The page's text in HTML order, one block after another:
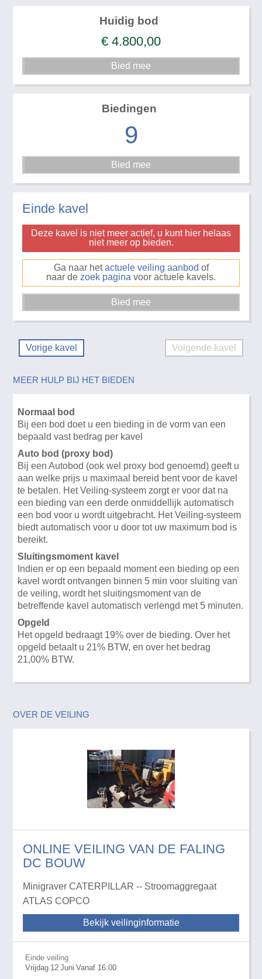
Huidig bod
€ 4.800,00
Biedingen
9
Einde kavel
Deze kavel is niet meer actief, u kunt hier helaas
niet meer op bieden.
Ga naar hetactuele veiling aanbod of
naar de zoek pagina voor actuele kavels.
Vorige kavel Volgende kavel
MEER HULP BIJ HET BIEDEN
Normaal bod
Bij een bod doet u een bieding in de vorm van een
bepaald vast bedrag per kavel
Auto bod (proxy bod)
Bij een Autobod (ook wel proxy bod genoemd) geeft u
aan welke prijs u maximaal bereid bent voor de kavel
te betalen. Het Veiling-systeem zorgt er voor dat na
een bieding van een derde onmiddellijk automatisch
een bod voor u wordt uitgebracht. Het Veiling-systeem
biedt automatisch voor u door tot uw maximum bod is
bereikt.
Sluitingsmoment kavel
Indien er op een bepaald moment een bieding op een
kavel wordt ontvangen binnen 5 min voor sluiting van
de veiling, wordt het sluitingsmoment van de
betreffende kavel automatisch verlengd met 5 minuten.
Opgeld
Het opgeld bedraagt 19% over de bieding. Over het
opgeld betaalt u 21% BTW, en over het bedrag
21,00% BTW.
OVER DE VEILING
ONLINE VEILING VAN DE FALING
DC BOUW
Minigraver CATERPILLAR -- Stroomaggregaat
ATLAS COPCO
Bekijk veilinginformatie
Einde veiling
Vrijdag 12 Juni Vanaf 16:00